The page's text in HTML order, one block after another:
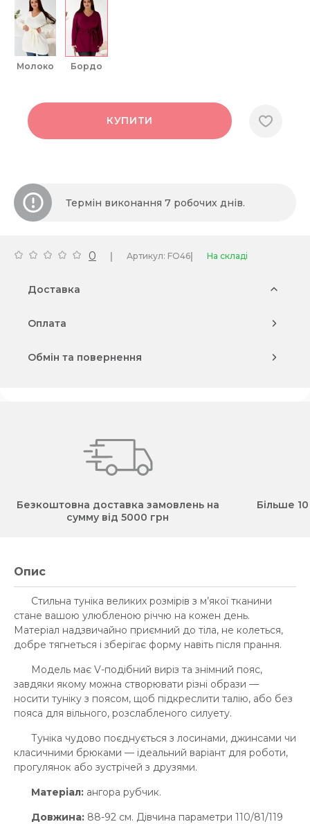
молоко бордо
КУПИТИ
Термін виконання 7 робочих днів.
0 | Артикул: FO46| На складі
Доставка
Оплата
Обмін та повернення
Безкоштовна доставка замовлень на
сумму від 5000 грн
Більше
Опис
Стильна туніка великих розмірів з м’якої тканини
стане вашою улюбленою річчю на кожен день.
Матеріал надзвичайно приємний до тіла, не колеться,
добре тягнеться і зберігає форму навіть після прання.
Модель має V-подібний виріз та знімний пояс,
завдяки якому можна створювати різні образи —
носити туніку з поясом, щоб підкреслити талію, або без
пояса для вільного, розслабленого силуету.
Туніка чудово поєднується з лосинами, джинсами чи
класичними брюками — ідеальний варіант для роботи,
прогулянок або зустрічей з друзями.
Матеріал: ангора рубчик.
Довжина: 88-92 см. Дівчина параметри 110/81/119